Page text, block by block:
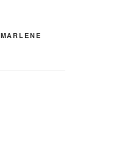
MARLENE